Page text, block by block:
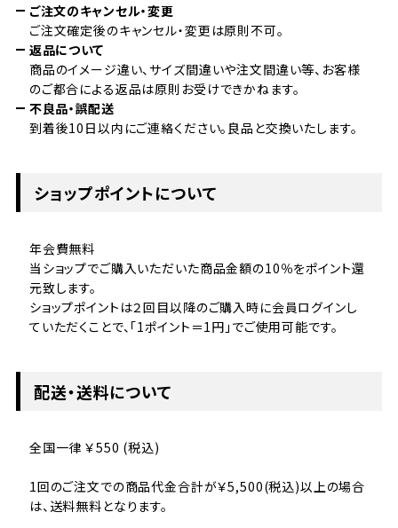
ご注文のキャンセル・変更
ご注文確定後のキャンセル・変更は原則不可。
返品について
商品のイメージ違い、サイズ間違いや注文間違い等、お客様
のご都合による返品は原則お受けできかねます。
不良品・誤配送
到着後10日以内にご連絡ください。良品と交換いたします。
ショップポイントについて
年会費無料
当ショップでご購入いただいた商品金額の10％をポイント還
元致します。
ショップポイントは２回目以降のご購入時に会員ログインし
ていただくことで、「1ポイント＝1円」でご使用可能です。
配送・送料について
全国一律 ￥550 (税込)
1回のご注文での商品代金合計が￥5,500(税込)以上の場合
は、送料無料となります。